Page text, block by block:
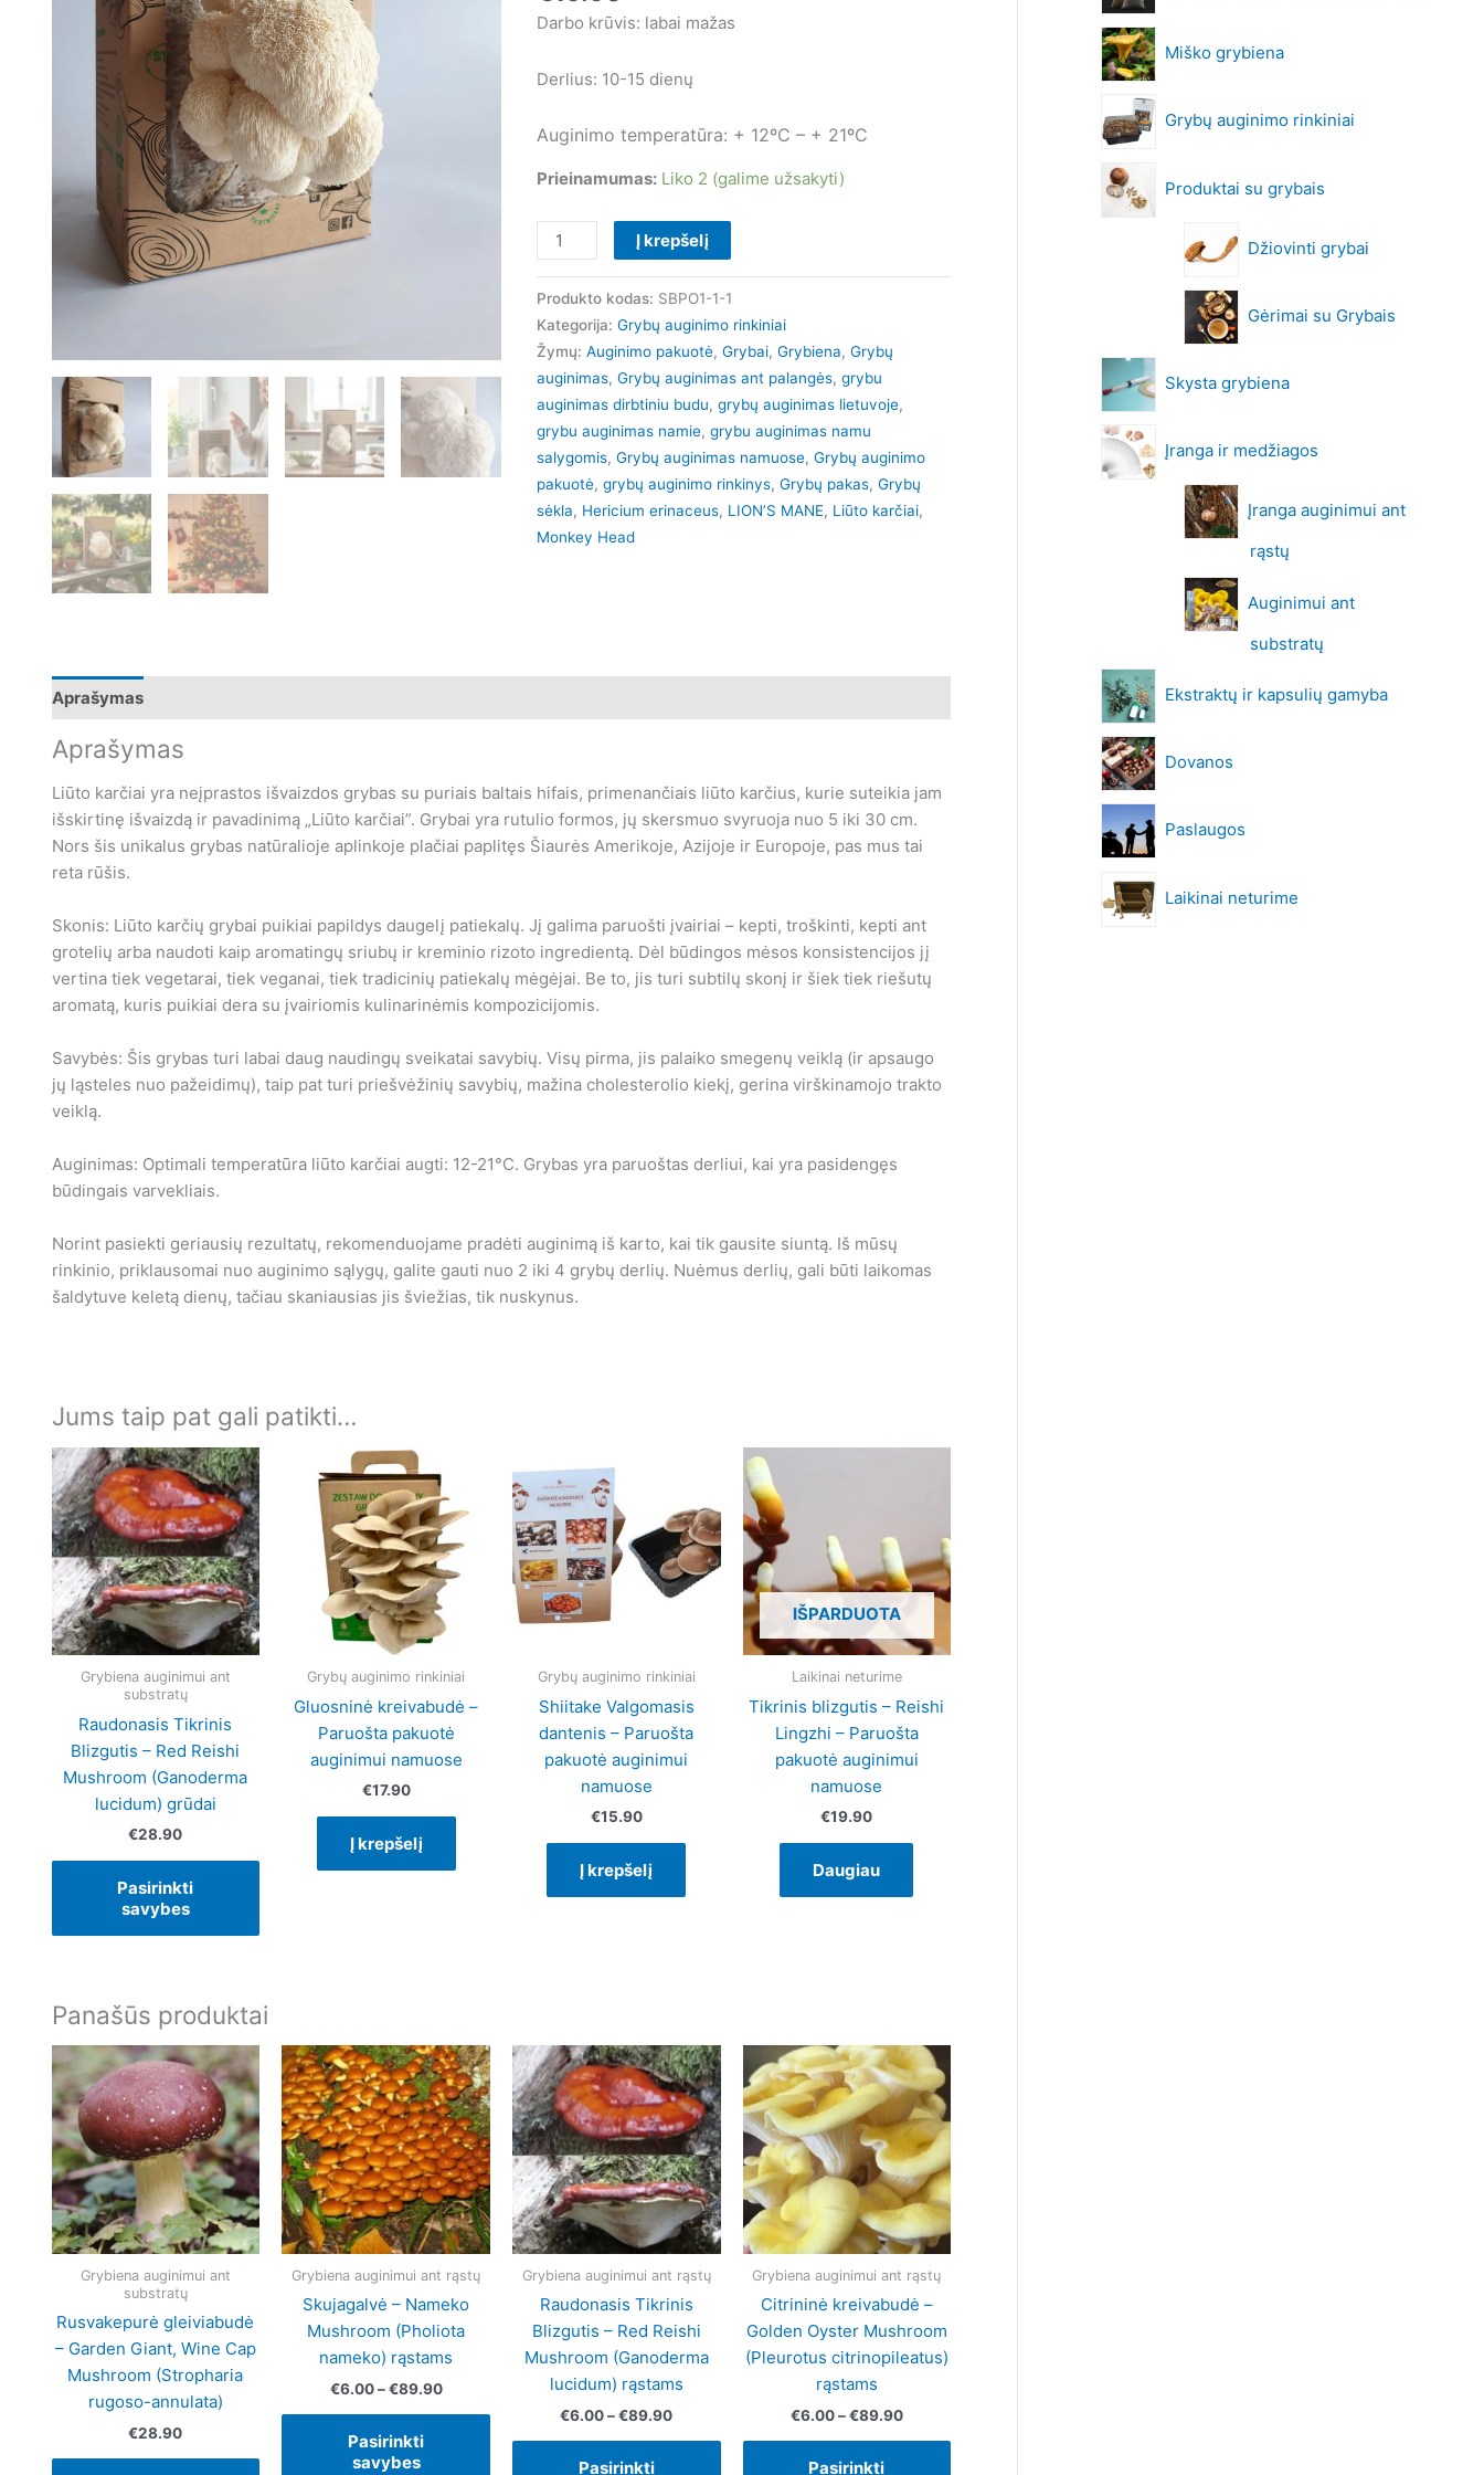
Darbo krūvis: labai mažas
Derlius: 10-15 dienų
Auginimo temperatūra: + 12ºC – + 21ºC
Prieinamumas: Liko 2 (galime užsakyti)
Į krepšelį
Produkto kodas: SBPO1-1-1
Kategorija:Grybų auginimo rinkiniai
Žymų:Auginimo pakuotė,Grybai,Grybiena,Grybų
auginimas,Grybų auginimas ant palangės,grybu
auginimas dirbtiniu budu,grybų auginimas lietuvoje,
grybu auginimas namie,grybu auginimas namu
salygomis,Grybų auginimas namuose,Grybų auginimo
pakuotė,grybų auginimo rinkinys,Grybų pakas,Grybų
sėkla, Hericium erinaceus, LION’S MANE, Liūto karčiai,
Monkey Head
Aprašymas
Aprašymas
Liūto karčiai yra neįprastos išvaizdos grybas su puriais baltais hifais, primenančiais liūto karčius, kurie suteikia jam
išskirtinę išvaizdą ir pavadinimą „Liūto karčiai”. Grybai yra rutulio formos, jų skersmuo svyruoja nuo 5 iki 30 cm.
Nors šis unikalus grybas natūralioje aplinkoje plačiai paplitęs Šiaurės Amerikoje, Azijoje ir Europoje, pas mus tai
reta rūšis.
Skonis: Liūto karčių grybai puikiai papildys daugelį patiekalų. Jį galima paruošti įvairiai – kepti, troškinti, kepti ant
grotelių arba naudoti kaip aromatingų sriubų ir kreminio rizoto ingredientą. Dėl būdingos mėsos konsistencijos jį
vertina tiek vegetarai, tiek veganai, tiek tradicinių patiekalų mėgėjai. Be to, jis turi subtilų skonį ir šiek tiek riešutų
aromatą, kuris puikiai dera su įvairiomis kulinarinėmis kompozicijomis.
Savybės: Šis grybas turi labai daug naudingų sveikatai savybių. Visų pirma, jis palaiko smegenų veiklą (ir apsaugo
jų ląsteles nuo pažeidimų), taip pat turi priešvėžinių savybių, mažina cholesterolio kiekį, gerina virškinamojo trakto
veiklą.
Auginimas: Optimali temperatūra liūto karčiai augti: 12-21°C. Grybas yra paruoštas derliui, kai yra pasidengęs
būdingais varvekliais.
Norint pasiekti geriausių rezultatų, rekomenduojame pradėti auginimą iš karto, kai tik gausite siuntą. Iš mūsų
rinkinio, priklausomai nuo auginimo sąlygų, galite gauti nuo 2 iki 4 grybų derlių. Nuėmus derlių, gali būti laikomas
šaldytuve keletą dienų, tačiau skaniausias jis šviežias, tik nuskynus.
Jums taip pat gali patikti…
Grybiena auginimui ant
substratų
Raudonasis Tikrinis
Blizgutis – Red Reishi
Mushroom (Ganoderma
lucidum) grūdai
€28.90
Pasirinkti
savybes
This
product
has
multiple
variants.
The
options
may
chosen
Grybų auginimo rinkiniai
Gluosninė kreivabudė –
Paruošta pakuotė
auginimui namuose
€17.90
Į krepšelį
Grybų auginimo rinkiniai
Shiitake Valgomasis
dantenis – Paruošta
pakuotė auginimui
namuose
€15.90
Į krepšelį
IŠPARDUOTA
Laikinai neturime
Tikrinis blizgutis – Reishi
Lingzhi – Paruošta
pakuotė auginimui
namuose
€19.90
Daugiau
Panašūs produktai
Grybiena auginimui ant
substratų
Rusvakepurė gleiviabudė
– Garden Giant, Wine Cap
Mushroom (Stropharia
rugoso-annulata)
€28.90
This
product
has
multiple
variants.
The
options
may
chosen
Grybiena auginimui ant rąstų
Skujagalvė – Nameko
Mushroom (Pholiota
nameko) rąstams
€6.00 – €89.90
Price
range:
€6.00
through
€89.90
Pasirinkti
savybes
This
product
has
multiple
variants.
The
options
may
chosen
Grybiena auginimui ant rąstų
Raudonasis Tikrinis
Blizgutis – Red Reishi
Mushroom (Ganoderma
lucidum) rąstams
€6.00–€89.90
Price
range:
€6.00
through
€89.90
Pasirinkti
This
product
has
multiple
variants.
The
options
may
chosen
Grybiena auginimui ant rąstų
Citrininė kreivabudė –
Golden Oyster Mushroom
(Pleurotus citrinopileatus)
rąstams
€6.00–€89.90
Price
range:
€6.00
through
€89.90
Pasirinkti
variants.
The
options
Miško grybiena
Grybų auginimo rinkiniai
Produktai su grybais
Džiovinti grybai
Gėrimai su Grybais
Skysta grybiena
Įranga ir medžiagos
Įranga auginimui ant
rąstų
Auginimui ant
substratų
Ekstraktų ir kapsulių gamyba
Dovanos
Paslaugos
Laikinai neturime